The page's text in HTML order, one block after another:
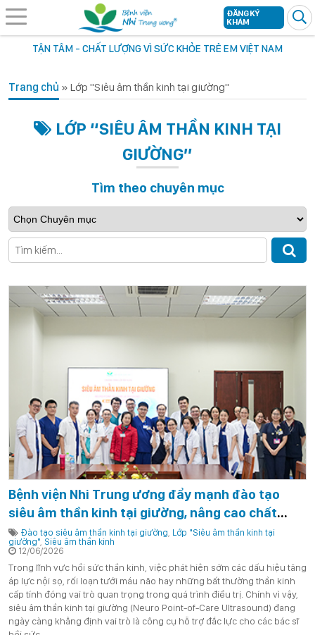
TẬN TÂM - CHẤT LƯỢNG VÌ SỨC KHỎE TRẺ EM VIỆT NAM
ĐĂNG KÝ
KHÁM
Trang chủ » Lớp "Siêu âm thần kinh tại giường"
LỚP “SIÊU ÂM THẦN KINH TẠI
GIƯỜNG”
Tìm theo chuyên mục
Bệnh viện Nhi Trung ương đẩy mạnh đào tạo
siêu âm thần kinh tại giường, nâng cao chất
lượng hồi sức bệnh nhi
Đào tạo siêu âm thần kinh tại giường Lớp "Siêu âm thần kinh tại
giường" Siêu âm thần kinh
12/06/2026
Trong lĩnh vực hồi sức thần kinh, việc phát hiện sớm các dấu hiệu tăng
áp lực nội sọ, rối loạn tưới máu não hay những bất thường thần kinh
cấp tính đóng vai trò quan trọng trong quá trình điều trị. Chính vì vậy,
siêu âm thần kinh tại giường (Neuro Point-of-Care Ultrasound) đang
ngày càng khẳng định vai trò là công cụ hỗ trợ đắc lực cho các bác sĩ